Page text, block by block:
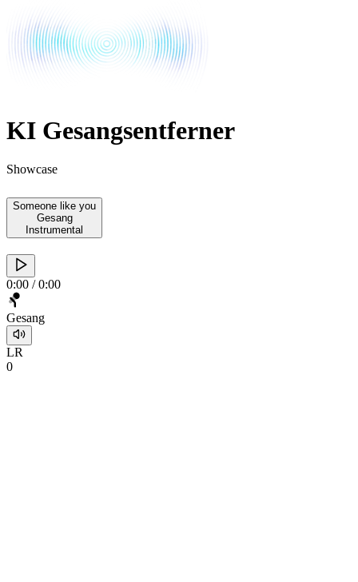
KI Gesangsentferner
Showcase
Someone like you
Gesang
Instrumental
0:00 /0:00
Gesang
LR
0